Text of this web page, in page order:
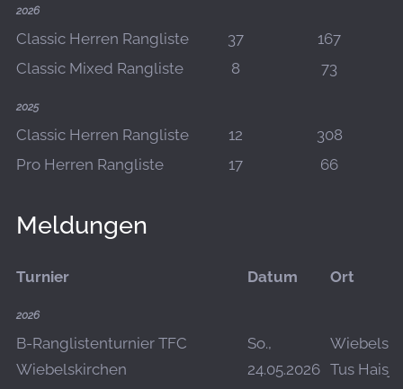
2026
Classic Herren Rangliste 37
167
Classic Mixed Rangliste
8 73
2025
Classic Herren Rangliste 12
308
Pro Herren Rangliste
17 66
Meldungen
Turnier Datum Ort
2026
B-Ranglistenturnier TFC
Wiebelskirchen
So.,
24.05.2026 Tus Haisje